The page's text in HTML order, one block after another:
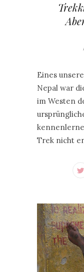
Eines
Nepal war
im Westen
Trek nicht